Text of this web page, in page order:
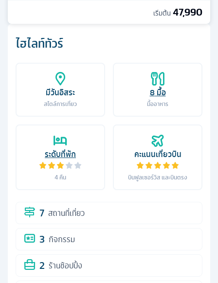
ไฮไลท์ทัวร์
มีวันอิสระ
สไตล์การเที่ยว
8มื้อ
มื้ออาหาร
ระดับที่พัก
4 คืน
คะแนนเที่ยวบิน
บินฟูลเซอร์วิส และบินตรง
7 สถานที่เที่ยว
3 กิจกรรม
2 ร้านช้อปปิ้ง
เริ่มต้น 47,990